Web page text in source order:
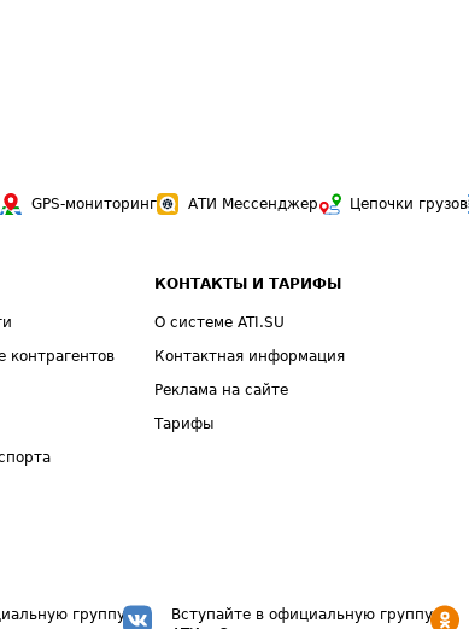
GPS-мониторинг АТИ Мессенджер Цепочки грузов
контрагентов
КОНТАКТЫ И ТАРИФЫ
О системе ATI.SU
Контактная информация
Реклама на сайте
Тарифы
группу
Вступайте в официальную группу